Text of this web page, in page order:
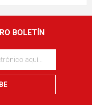
BOLETÍN